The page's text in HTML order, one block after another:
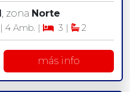
, zona Norte
| 4 Amb. | 3 | 2
más info